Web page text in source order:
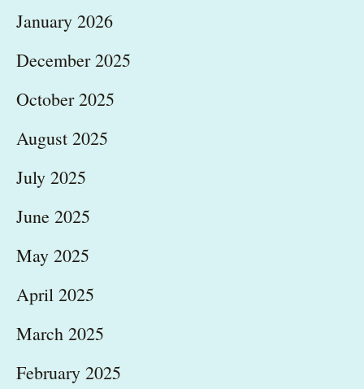
January 2026
December 2025
October 2025
August 2025
July 2025
June 2025
May 2025
April 2025
March 2025
February 2025